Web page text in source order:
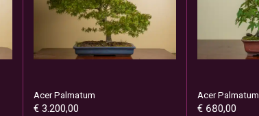
Acer Palmatum
€ 3.200,00
Acer Palmatum
€ 680,00